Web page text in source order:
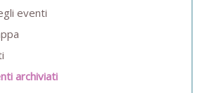
eventi
archiviati